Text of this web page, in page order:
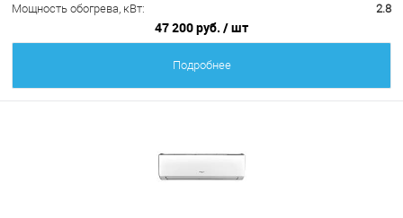
Мощность обогрева, кВт:
2.8
47 200 руб. / шт
Подробнее